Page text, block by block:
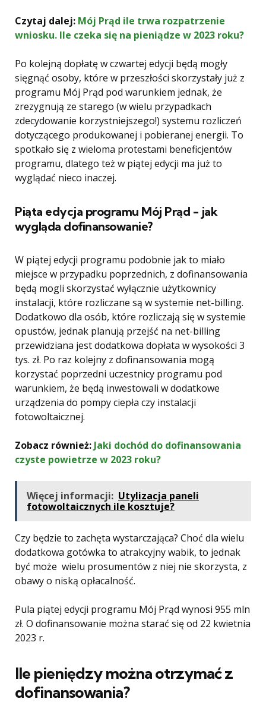
Czytaj dalej: Mój Prąd ile trwa rozpatrzenie
wniosku. Ile czeka się na pieniądze w 2023 roku?
Po kolejną dopłatę w czwartej edycji będą mogły
sięgnąć osoby, które w przeszłości skorzystały już z
programu Mój Prąd pod warunkiem jednak, że
zrezygnują ze starego (w wielu przypadkach
zdecydowanie korzystniejszego!) systemu rozliczeń
dotyczącego produkowanej i pobieranej energii. To
spotkało się z wieloma protestami beneficjentów
programu, dlatego też w piątej edycji ma już to
wyglądać nieco inaczej.
Piąta edycja programu Mój Prąd - jak
wygląda dofinansowanie?
W piątej edycji programu podobnie jak to miało
miejsce w przypadku poprzednich, z dofinansowania
będą mogli skorzystać wyłącznie użytkownicy
instalacji, które rozliczane są w systemie net-billing.
Dodatkowo dla osób, które rozliczają się w systemie
opustów, jednak planują przejść na net-billing
przewidziana jest dodatkowa dopłata w wysokości 3
tys. zł. Po raz kolejny z dofinansowania mogą
korzystać poprzedni uczestnicy programu pod
warunkiem, że będą inwestowali w dodatkowe
urządzenia do pompy ciepła czy instalacji
fotowoltaicznej.
Zobacz również: Jaki dochód do dofinansowania
czyste powietrze w 2023 roku?
Więcej informacji: Utylizacja paneli
fotowoltaicznych ile kosztuje?
Czy będzie to zachęta wystarczająca? Choć dla wielu
dodatkowa gotówka to atrakcyjny wabik, to jednak
być może wielu prosumentów z niej nie skorzysta, z
obawy o niską opłacalność.
Pula piątej edycji programu Mój Prąd wynosi 955 mln
zł. O dofinansowanie można starać się od 22 kwietnia
2023 r.
Ile pieniędzy można otrzymać z
dofinansowania?